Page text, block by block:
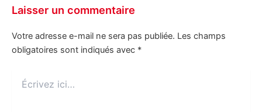
Laisser un commentaire
Votre adresse e-mail ne sera pas publiée. Les champs
obligatoires sont indiqués avec *
ici…